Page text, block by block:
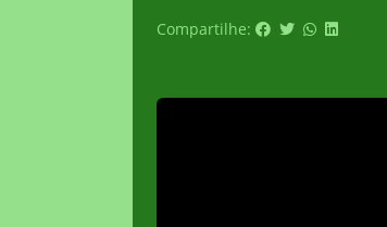
Compartilhe: